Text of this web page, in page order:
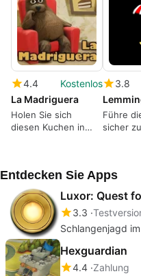
4.4
Kostenlos
La Madriguera
Holen Sie sich
diesen Kuchen in
3.8
Führe
sicher
Entdecken Sie Apps
Luxor: Quest
3.3
Schlangenjagd
Hexguardian
4.4 Zahlung